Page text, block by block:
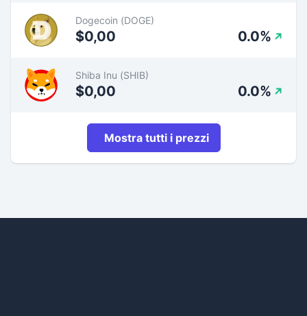
Dogecoin (DOGE)
$0,00 0.0%
Shiba Inu (SHIB)
$0,00 0.0%
Mostra tutti i prezzi